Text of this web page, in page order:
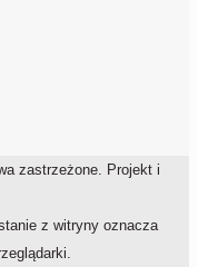
zastrzeżone. Projekt i
z witryny oznacza